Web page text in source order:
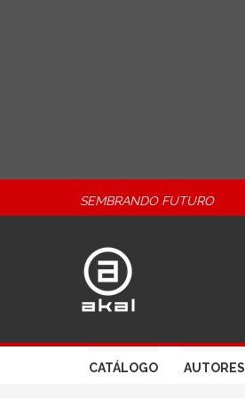
SEMBRANDO FUTURO
CATÁLOGO AUTORES